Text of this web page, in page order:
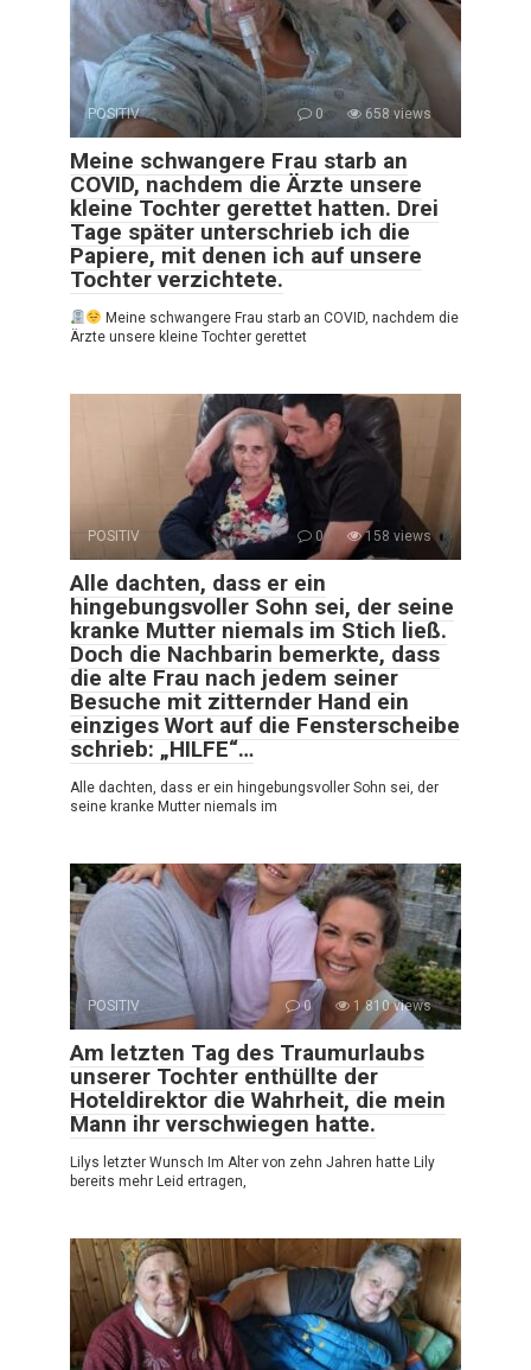
POSITIV 0 658 views
Meine schwangere Frau starb an
COVID, nachdem die Ärzte unsere
kleine Tochter gerettet hatten. Drei
Tage später unterschrieb ich die
Papiere, mit denen ich auf unsere
Tochter verzichtete.
Meine schwangere Frau starb an COVID, nachdem die
Ärzte unsere kleine Tochter gerettet
POSITIV 0 158 views
Alle dachten, dass er ein
hingebungsvoller Sohn sei, der seine
kranke Mutter niemals im Stich ließ.
Doch die Nachbarin bemerkte, dass
die alte Frau nach jedem seiner
Besuche mit zitternder Hand ein
einziges Wort auf die Fensterscheibe
schrieb: „HILFE“…
Alle dachten, dass er ein hingebungsvoller Sohn sei, der
seine kranke Mutter niemals im
POSITIV 0 1 810 views
Am letzten Tag des Traumurlaubs
unserer Tochter enthüllte der
Hoteldirektor die Wahrheit, die mein
Mann ihr verschwiegen hatte.
Lilys letzter Wunsch Im Alter von zehn Jahren hatte Lily
bereits mehr Leid ertragen,